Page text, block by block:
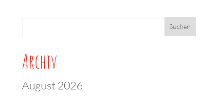
Archiv
August 2026